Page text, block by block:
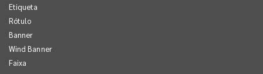
Etiqueta
Rótulo
Banner
Wind Banner
Faixa